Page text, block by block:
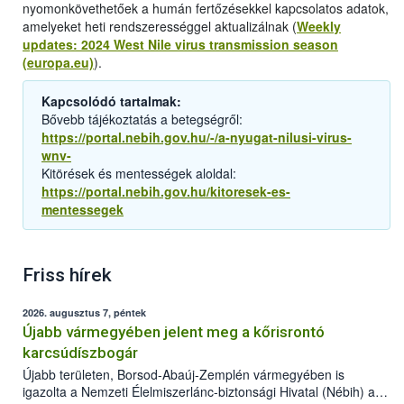
nyomonkövethetőek a humán fertőzésekkel kapcsolatos adatok,
amelyeket heti rendszerességgel aktualizálnak (Weekly
updates: 2024 West Nile virus transmission season
(europa.eu)).
Kapcsolódó tartalmak:
Bővebb tájékoztatás a betegségről:
https://portal.nebih.gov.hu/-/a-nyugat-nilusi-virus-
wnv-
Kitörések és mentességek aloldal:
https://portal.nebih.gov.hu/kitoresek-es-
mentessegek
Friss hírek
2026. augusztus 7, péntek
Újabb vármegyében jelent meg a kőrisrontó
karcsúdíszbogár
Újabb területen, Borsod-Abaúj-Zemplén vármegyében is
igazolta a Nemzeti Élelmiszerlánc-biztonsági Hivatal (Nébih) a